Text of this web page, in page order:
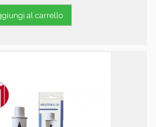
al carrello